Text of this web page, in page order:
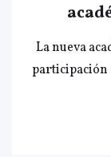
La nueva
participación